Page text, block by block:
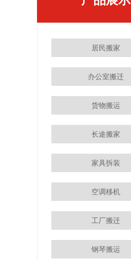
居民搬家
办公室搬迁
货物搬运
长途搬家
家具拆装
空调移机
工厂搬迁
钢琴搬运